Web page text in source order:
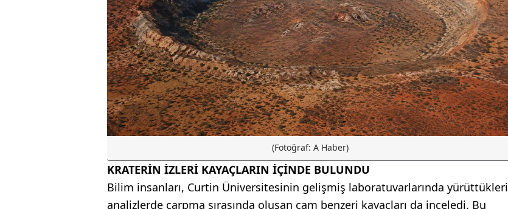
(Fotoğraf: A Haber)
KRATERİN İZLERİ KAYAÇLARIN İÇİNDE BULUNDU
Bilim insanları, Curtin Üniversitesinin gelişmiş laboratuvarlarında yürüttükleri
analizlerde çarpma sırasında oluşan cam benzeri kayaçları da inceledi. Bu